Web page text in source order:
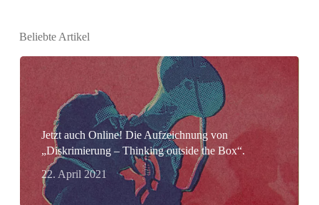
Beliebte Artikel
Jetzt auch Online! Die Aufzeichnung von
„Diskrimierung – Thinking outside the Box“.
22. April 2021